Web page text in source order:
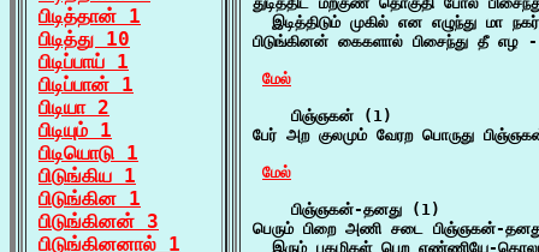
பிடித்தான் 1
பிடித்து 10
பிடிப்பாய் 1
பிடிப்பான் 1
பிடியா 2
பிடியும் 1
பிடியொடு 1
பிடுங்கிய 1
பிடுங்கின 1
பிடுங்கினன் 3
பிடுங்கினனால் 1
இடித்திடும் முகில் என எழுந்து மா
பிடுங்கினன் கைகளால் பிசைந்து தீ எழ
மேல்
    பிஞ்ஞகன் (1)
பேர் அற குலமும் வேரற பொருது
மேல்
    பிஞ்ஞகன்-தனது (1)
பெரும் பிறை அணி சடை பிஞ்ஞகன்-
இரும் பகழிகள் பெற எண்ணியே-